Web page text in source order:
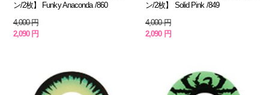
ン/2枚】 Funky Anaconda /860
4,000 円
2,090 円
ン/2枚】 Solid Pink /849
4,000 円
2,090 円